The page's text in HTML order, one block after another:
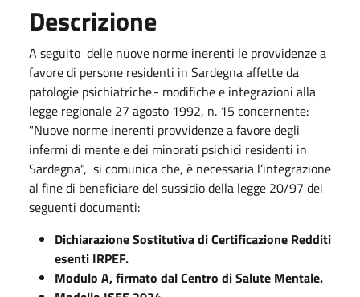
Descrizione
A seguito delle nuove norme inerenti le provvidenze a
favore di persone residenti in Sardegna affette da
patologie psichiatriche.- modifiche e integrazioni alla
legge regionale 27 agosto 1992, n. 15 concernente:
"Nuove norme inerenti provvidenze a favore degli
infermi di mente e dei minorati psichici residenti in
Sardegna", si comunica che, è necessaria l’integrazione
al fine di beneficiare del sussidio della legge 20/97 dei
seguenti documenti:
Dichiarazione Sostitutiva di Certificazione Redditi
esenti IRPEF.
Modulo A, firmato dal Centro di Salute Mentale.